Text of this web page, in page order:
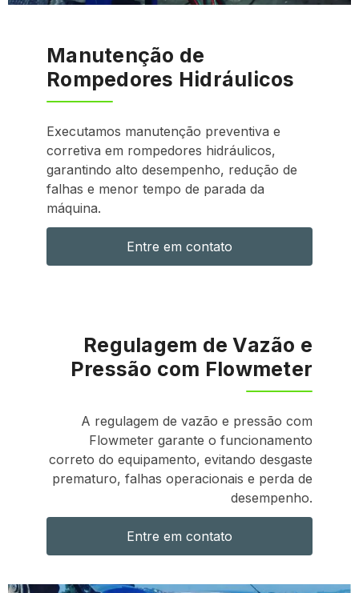
Manutenção de
Rompedores Hidráulicos
Executamos manutenção preventiva e
corretiva em rompedores hidráulicos,
garantindo alto desempenho, redução de
falhas e menor tempo de parada da
máquina.
Entre em contato
Regulagem de Vazão e
Pressão com Flowmeter
A regulagem de vazão e pressão com
Flowmeter garante o funcionamento
correto do equipamento, evitando desgaste
prematuro, falhas operacionais e perda de
desempenho.
Entre em contato